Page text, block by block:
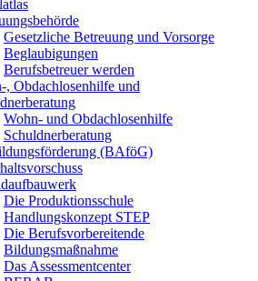
Gesetzliche Betreuung und Vorsorge
Beglaubigungen
Berufsbetreuer werden
, Obdachlosenhilfe und
Wohn- und Obdachlosenhilfe
Schuldnerberatung
(BAföG)
Die Produktionsschule
Handlungskonzept STEP
Die Berufsvorbereitende
Bildungsmaßnahme
Das Assessmentcenter